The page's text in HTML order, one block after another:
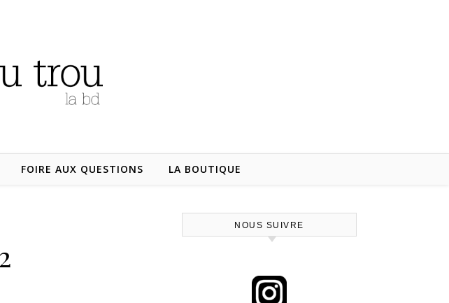
FOIRE AUX QUESTIONS LA BOUTIQUE
NOUS SUIVRE